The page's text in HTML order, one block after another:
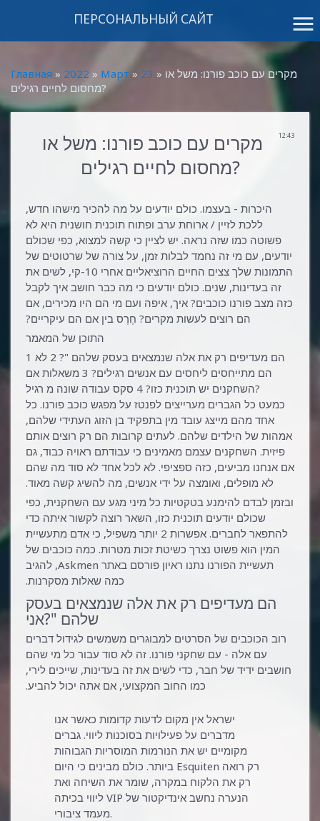
menu
ПЕРСОНАЛЬНЫЙ САЙТ
Главная » 2022 » Март » 23 » מקרים עם כוכב פורנו: משל או
מחסום לחיים רגילים?
12:43
מקרים עם כוכב פורנו: משל או
מחסום לחיים רגילים?
היכרות - בעצמו. כולם יודעים על מה להכיר מישהו חדש,
ללכת לזיין / ארוחת ערב ופתוח תוכנית חושנית היא לא
פשוטה כמו שזה נראה. יש לציין כי קשה למצוא, כפי שכולם
יודעים, עם מי זה נחמד לבלות זמן, על צורה של שרטוטים של
התמונות שלך צצים החיים הרוציאליים אחרי 10-קי, לשים את
זה בעדינות, שנים. כולם יודעים כי מה כבר חושב איך לקבל
כזה מצב פורנו כוכבים? איך, איפה ועם מי הם היו מכירים, אם
הם רוצים לעשות מקרים? חֶרֶס בין אם הם עיקריים?
התוכן של המאמר
1 הם מעדיפים רק את אלה שנמצאים בעסק שלהם "? 2 לא
הם מתייחסים ליחסים עם אנשים רגילים? 3 משאלות אם
השחקנים יש תוכנית כזו? 4 סקס עבודה שונה מ רגיל?
כמעט כל הגברים מערייצים לפנטז על מפגש כוכב פורנו. כל
אחד מהם מייצג עובד מין בתפקיד בן הזוג העתידי שלהם,
אמהות של הילדים שלהם. לעתים קרובות הם רק רוצים אותם
פיזית. השחקנים עצמם מאמינים כי עבודתם ראויה כבוד, גם
אם אנחנו מביעים, כזה ספציפי. לא לכל אחד לא סוד מה שהם
לא מופלים, ואומצה על ידי אנשים, מה להשיג קשה מאוד.
ובזמן לבדם להימנע בטקטיות כל מיני מגע עם השחקנית, כפי
שכולם יודעים תוכנית כזו, השאר רוצה לקשור איתה כדי
להתפאר לחברים. אפשרות 2 יותר משפיל, כי אדם מתעשיית
המין הוא פשוט נצרך כשיטת זכות מטרות. כמה כוכבים של
תעשיית הפורנו נתנו ראיון פורסם באתר Askmen, להגיב
כמה שאלות מסקרנות.
הם מעדיפים רק את אלה שנמצאים בעסק
שלהם "?אני
רוב הכוכבים של הסרטים למבוגרים משמשים לגידול דברים
עם אלה - עם שחקני פורנו. זה לא סוד עבור כל מי שהם
חושבים ידיד של חבר, כדי לשים את זה בעדינות, שייכים לירי,
כמו החוב המקצועי, אם אתה יכול להביע.
ישראל אין מקום לדעות קדומות כאשר אנו
מדברים על פעילויות בסוכנות ליווי. גברים
מקומיים יש את הנורמות המוסריות הגבוהות
ביותר. כולם מבינים כי היום Esquiten רק רואה
רק את הלקוח במקרה, שומר את השיחה ואת
ליווי בכיתה VIP הנערה נחשב אינדיקטור של
מעמד ציבורי.